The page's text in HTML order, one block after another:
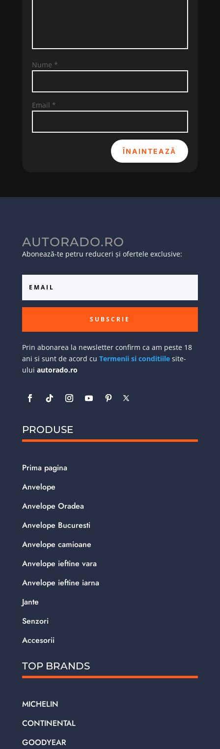
Nume *
Email *
ÎNAINTEAZĂ
AUTORADO.RO
Abonează-te petru reduceri și ofertele exclusive:
SUBSCRIE
Prin abonarea la newsletter confirm ca am peste 18
ani si sunt de acord cu Termenii si conditiilesite-
ului autorado.ro
PRODUSE
Prima pagina
Anvelope
Anvelope Oradea
Anvelope Bucuresti
Anvelope camioane
Anvelope ieftine vara
Anvelope ieftine iarna
Jante
Senzori
Accesorii
TOP BRANDS
MICHELIN
CONTINENTAL
GOODYEAR